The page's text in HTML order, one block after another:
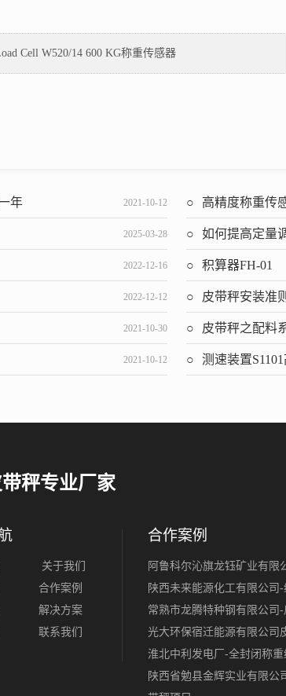
Cell W520/14 600 KG称重传感器
年 2021-10-12 高精度称重传
2025-03-28 如何提高定量
2022-12-16 积算器FH-01
2022-12-12 皮带秤安装准则
2021-10-30 皮带秤之配料
2021-10-12 测速装置
秤专业厂家
关于我们
合作案例
解决方案
联系我们
合作案例
阿鲁科尔沁旗龙钰矿业有限
陕西未来能源化工有限公司
常熟市龙腾特种钢有限公司
光大环保宿迁能源有限公司
淮北中利发电厂-全封闭称重
陕西省勉县金辉实业有限公